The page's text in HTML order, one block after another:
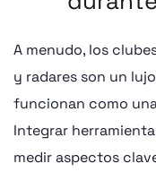
A menudo, los
y radares son un
funcionan como
Integrar
medir aspectos